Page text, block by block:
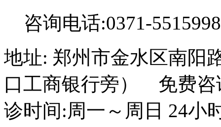
咨询电话:0371-
地址: 郑州市金水区南阳
口工商银行旁） 免费咨
诊时间:周一～周日 24小